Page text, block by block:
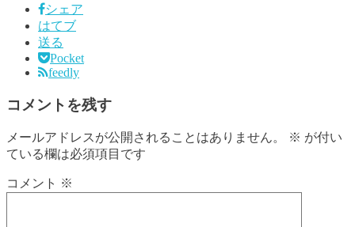
シェア
はてブ
送る
Pocket
feedly
コメントを残す
メールアドレスが公開されることはありません。 ※ が付い
ている欄は必須項目です
コメント ※